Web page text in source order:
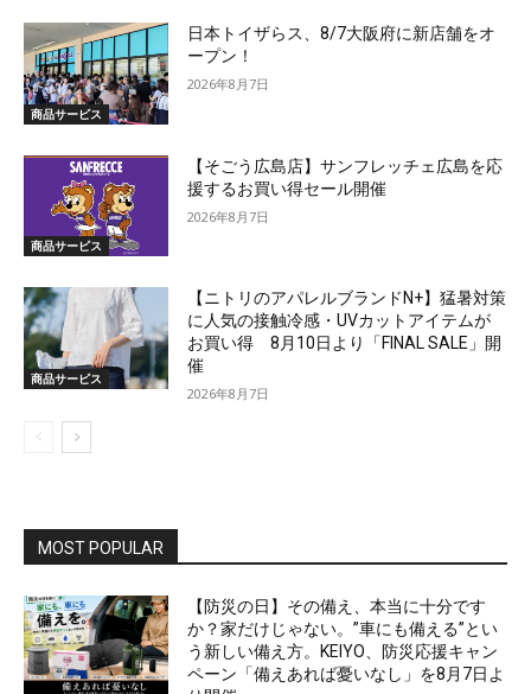
商品サービス
日本トイザらス、8/7大阪府に新店舗をオ
ープン！
2026年8月7日
商品サービス
【そごう広島店】サンフレッチェ広島を応
援するお買い得セール開催
2026年8月7日
商品サービス
【ニトリのアパレルブランドN+】猛暑対策
に人気の接触冷感・UVカットアイテムが
お買い得 8月10日より「FINAL SALE」開
催
2026年8月7日
MOST POPULAR
【防災の日】その備え、本当に十分です
か？家だけじゃない。”車にも備える”とい
う新しい備え方。KEIYO、防災応援キャン
ペーン「備えあれば憂いなし」を8月7日よ